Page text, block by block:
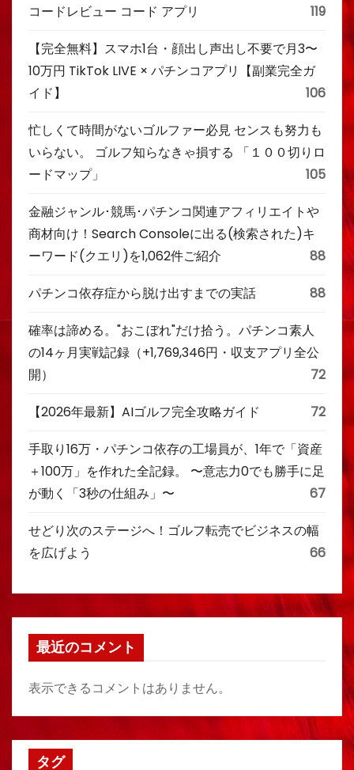
コードレビュー コード アプリ
119
【完全無料】スマホ1台・顔出し声出し不要で月3〜
10万円 TikTok LIVE × パチンコアプリ【副業完全ガ
イド】
106
忙しくて時間がないゴルファー必見 センスも努力も
いらない。 ゴルフ知らなきゃ損する 「１００切りロ
ードマップ」
105
金融ジャンル･競馬･パチンコ関連アフィリエイトや
商材向け！Search Consoleに出る(検索された)キ
ーワード(クエリ)を1,062件ご紹介
88
パチンコ依存症から脱け出すまでの実話 88
確率は諦める。"おこぼれ"だけ拾う。パチンコ素人
の14ヶ月実戦記録（+1,769,346円・収支アプリ全公
開）
72
【2026年最新】AIゴルフ完全攻略ガイド 72
手取り16万・パチンコ依存の工場員が、1年で「資産
＋100万」を作れた全記録。 〜意志力0でも勝手に足
が動く「3秒の仕組み」〜
67
せどり次のステージへ！ゴルフ転売でビジネスの幅
を広げよう
66
最近のコメント
表示できるコメントはありません。
タグ